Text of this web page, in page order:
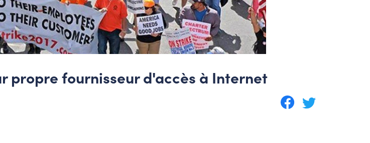
propre fournisseur d'accès à Internet